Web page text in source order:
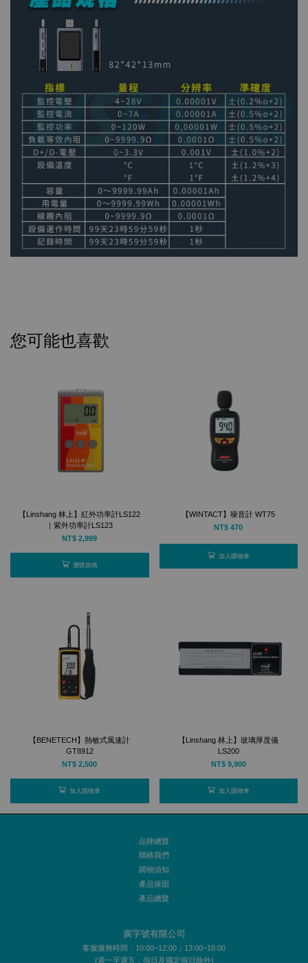
您可能也喜歡
【Linshang 林上】紅外功率計LS122
｜紫外功率計LS123
NT$ 2,999
瀏覽規格
【WINTACT】噪音計 WT75
NT$ 470
加入購物車
【BENETECH】熱敏式風速計
GT8912
NT$ 2,500
加入購物車
【Linshang 林上】玻璃厚度儀
LS200
NT$ 9,900
加入購物車
品牌總覽
聯絡我們
購物須知
產品保固
產品總覽
廣字號有限公司
客服服務時間：10:00~12:00；13:00~18:00
(週一至週五，假日及國定假日除外)